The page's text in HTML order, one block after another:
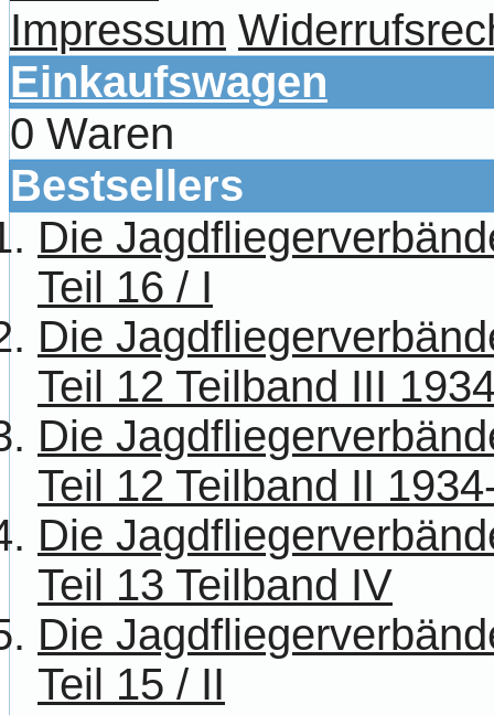
Impressum
Einkaufswagen
0 Waren
Bestsellers
Die
Teil 16 / I
Die
Teil 12 Teilband III
Die
Teil 12 Teilband II
Die
Teil 13 Teilband IV
Die
Teil 15 / II